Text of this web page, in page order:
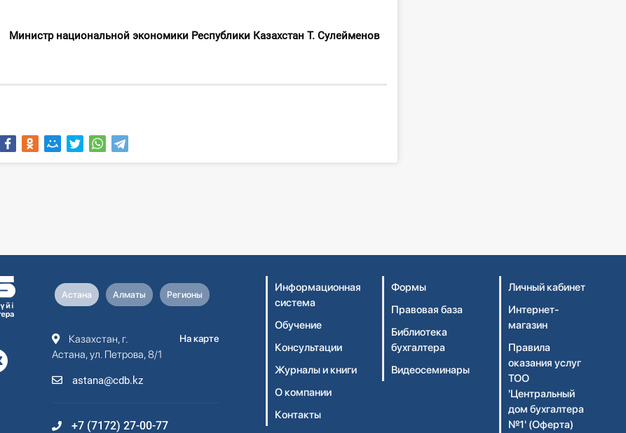
Министр национальной экономики Республики Казахстан Т. Сулейменов
Астана Алматы Регионы
Казахстан, г.
Астана, ул. Петрова, 8/1
astana@cdb.kz
На карте
+7 (7172) 27-00-77
Информационная
система
Обучение
Консультации
Журналы и книги
О компании
Контакты
Формы
Правовая база
Библиотека
бухгалтера
Видеосеминары
Личный кабинет
Интернет-
магазин
Правила
оказания услуг
ТОО
'Центральный
дом бухгалтера
№1' (Оферта)